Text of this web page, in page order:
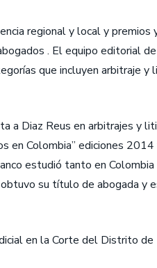
regional y local y premios
. El equipo editorial de
que incluyen arbitraje y
a Diaz Reus en arbitrajes y
en Colombia” ediciones
estudió tanto en
su título de abogada y
en la Corte del Distrito de